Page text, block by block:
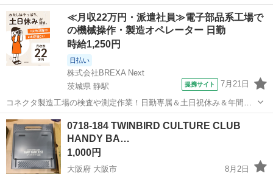
みしませんか？ 家電、趣味・スポーツ・レジャー用品、こども用品、
衣料服飾品、生活雑貨、家具、本、CD・DVDなどが無料でまとめて持
ち込めます！ ※詳細はこ...
神奈川 藤沢市 ビデオカメラ、ムービーカメラ
ビデオカメラ
≪月収22万円・派遣社員≫電子部品系工場で
の機械操作・製造オペレーター 日勤
時給1,250円
日払い
株式会社BREXA Next
茨城県 静駅
提携サイト 7月21日
コネクタ製造工場の検査や測定作業！日勤専属＆土日祝休み＆年間休
日128日★クリーンルーム内作業★マイカー通勤OK＆無料駐車場あり
★就業先食堂利用可！日払い制度あり！《茨城県常陸大宮市》 人気の
工場のお仕事 ◇コネクタ製造工...
茨城 常陸大宮市
0718-184 TWINBIRD CULTURE CLUB
HANDY BA…
1,000円
大阪府 大阪市
8月2日